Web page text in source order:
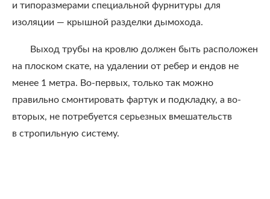
и типоразмерами специальной фурнитуры для
изоляции — крышной разделки дымохода.
Выход трубы на кровлю должен быть расположен
на плоском скате, на удалении от ребер и ендов не
менее 1 метра. Во-первых, только так можно
правильно смонтировать фартук и подкладку, а во-
вторых, не потребуется серьезных вмешательств
в стропильную систему.